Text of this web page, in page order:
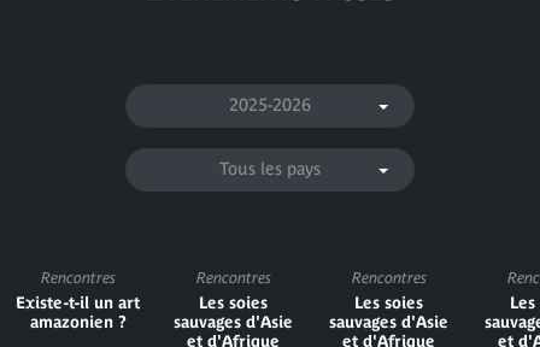
2025-2026
Tous les pays
Rencontres
Existe-t-il un art
amazonien ?
Rencontres
Les soies
sauvages d'Asie
et d'Afrique
Rencontres
Les soies
sauvages d'Asie
et d'Afrique
et